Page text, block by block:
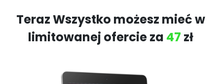
Teraz Wszystko możesz mieć w
limitowanej ofercie za 47 zł